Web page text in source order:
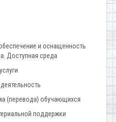
и оснащенность
Доступная среда
(перевода) обучающихся
поддержки